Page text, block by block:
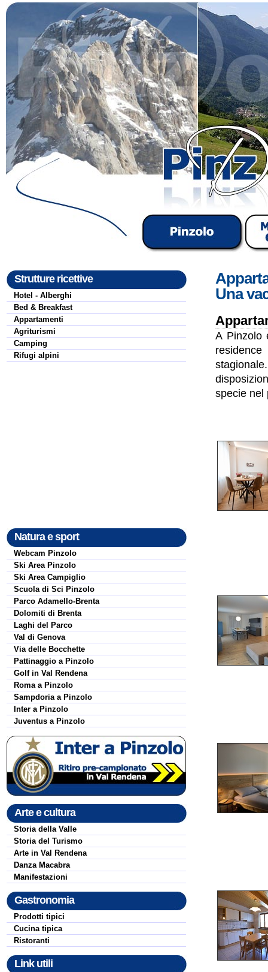
Strutture ricettive
Hotel - Alberghi
Bed & Breakfast
Appartamenti
Agriturismi
Camping
Rifugi alpini
Natura e sport
Webcam Pinzolo
Ski Area Pinzolo
Ski Area Campiglio
Scuola di Sci Pinzolo
Parco Adamello-Brenta
Dolomiti di Brenta
Laghi del Parco
Val di Genova
Via delle Bocchette
Pattinaggio a Pinzolo
Golf in Val Rendena
Roma a Pinzolo
Sampdoria a Pinzolo
Inter a Pinzolo
Juventus a Pinzolo
Arte e cultura
Storia della Valle
Storia del Turismo
Arte in Val Rendena
Danza Macabra
Manifestazioni
Gastronomia
Prodotti tipici
Cucina tipica
Ristoranti
Link utili
Una
A Pinzolo
specie nel